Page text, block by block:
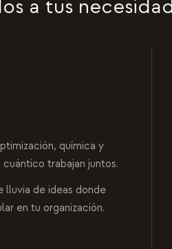
a tus
química y
trabajan juntos.
lluvia de ideas donde
en tu organización.